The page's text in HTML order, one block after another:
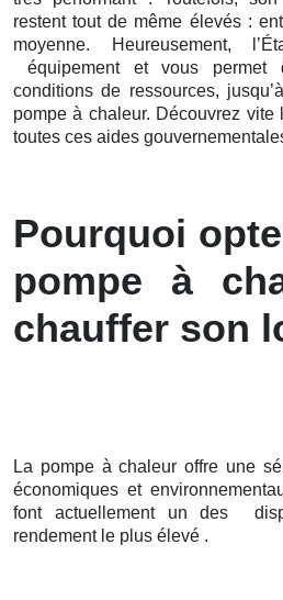
restent tout de même élevés :
moyenne. Heureusement,
équipement et vous permet
conditions de ressources,
pompe à chaleur. Découvrez
toutes ces aides
Pourquoi
pompe à
chauffer son
La pompe à chaleur offre une
économiques et
font actuellement un des
rendement le plus élevé .